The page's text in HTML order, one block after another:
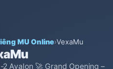
MU Online›VexaMu
2 Avalon 🚀 Grand Opening –